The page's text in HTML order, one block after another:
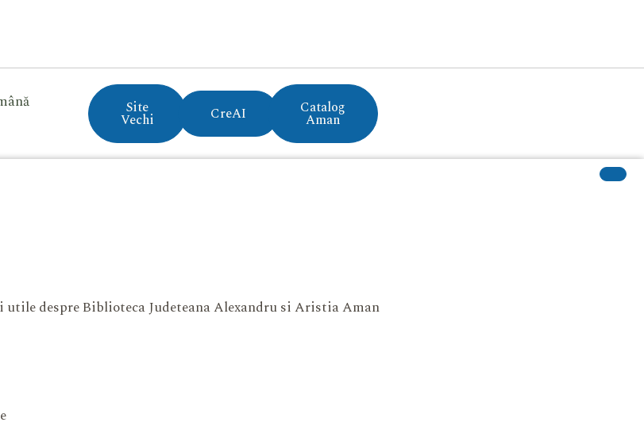
Site
Vechi CreAI Catalog
Aman
utile despre Biblioteca Judeteana Alexandru si Aristia Aman